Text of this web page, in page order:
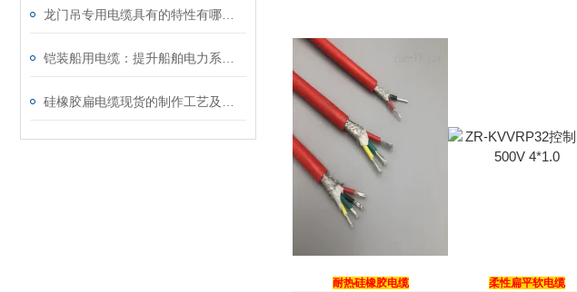
耐热硅橡胶电缆 柔性扁平软电缆